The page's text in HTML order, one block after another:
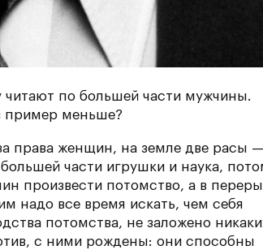
по большей части мужчины.
пример меньше?
права женщин, на земле две расы —
части игрушки и наука,
произвести потомство, а в
надо все время искать, чем себя
потомства, не заложено
с ними рождены: они способны